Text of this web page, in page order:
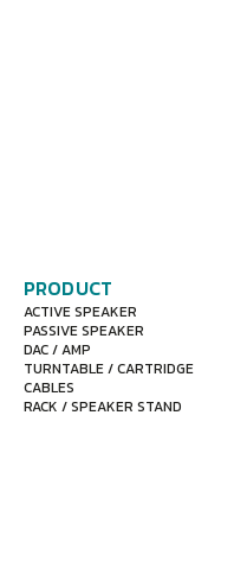
PRODUCT
ACTIVE SPEAKER
PASSIVE SPEAKER
DAC / AMP
TURNTABLE / CARTRIDGE
CABLES
RACK / SPEAKER STAND